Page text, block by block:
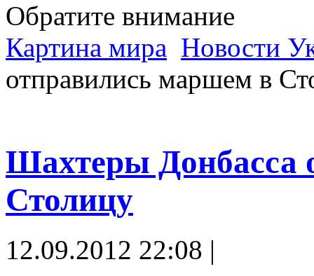
Обратите внимание
Картина мира Новости
отправились маршем в
Шахтеры Донбасса
Столицу
12.09.2012 22:08 |